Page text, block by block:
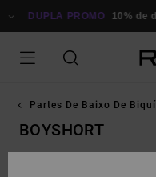
PARA
GRELHA
PROMO 10% de
Partes De Baixo De
BOYSHORT